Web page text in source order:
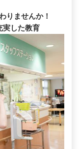
りませんか！
した教育